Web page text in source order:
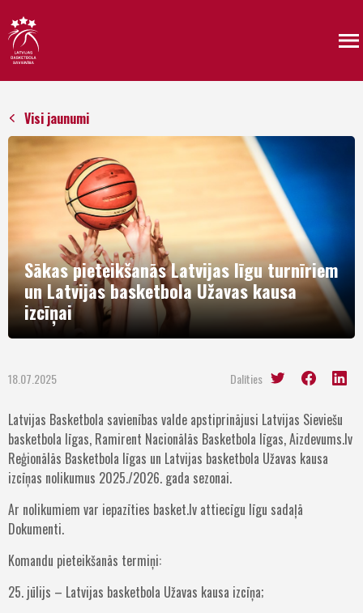
Visi jaunumi
Sākas pieteikšanās Latvijas līgu turnīriem
un Latvijas basketbola Užavas kausa
izcīņai
18.07.2025 Dalīties
Latvijas Basketbola savienības valde apstiprinājusi Latvijas Sieviešu
basketbola līgas, Ramirent Nacionālās Basketbola līgas, Aizdevums.lv
Reģionālās Basketbola līgas un Latvijas basketbola Užavas kausa
izcīņas nolikumus 2025./2026. gada sezonai.
Ar nolikumiem var iepazīties basket.lv attiecīgu līgu sadaļā
Dokumenti.
Komandu pieteikšanās termiņi:
25. jūlijs – Latvijas basketbola Užavas kausa izcīņa;